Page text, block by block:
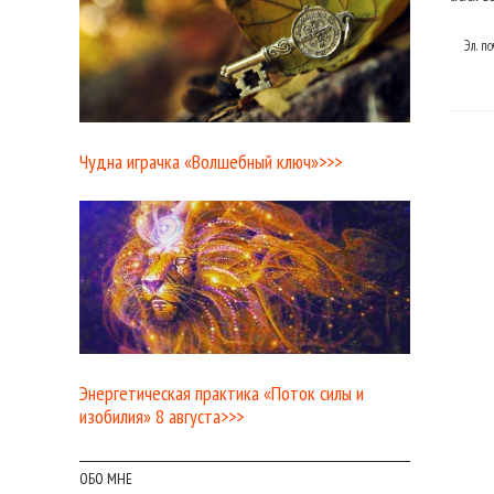
Эл.
Чудна играчка «Волшебный ключ»>>>
Энергетическая практика «Поток силы и
изобилия» 8 августа>>>
ОБО МНЕ